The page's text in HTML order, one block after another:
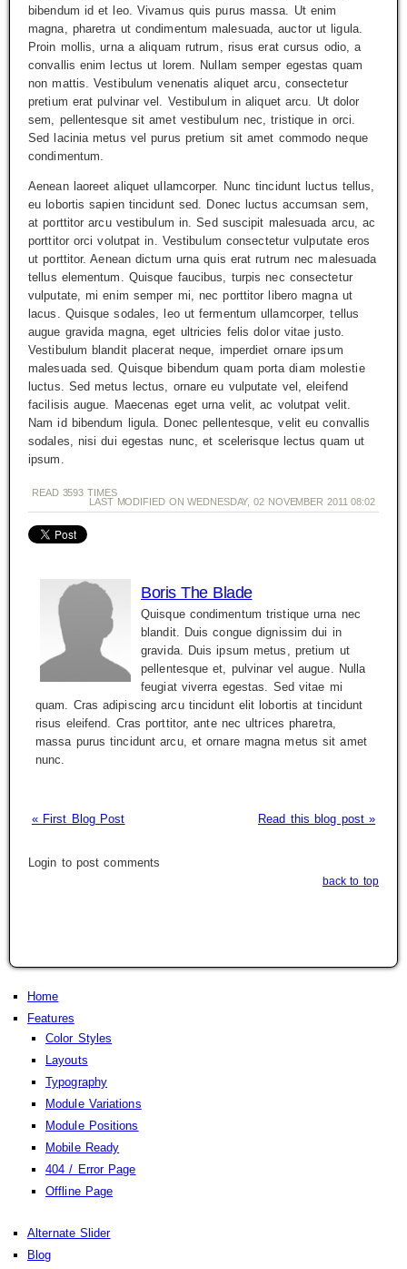
bibendum id et leo. Vivamus quis purus massa. Ut enim
magna, pharetra ut condimentum malesuada, auctor ut ligula.
Proin mollis, urna a aliquam rutrum, risus erat cursus odio, a
convallis enim lectus ut lorem. Nullam semper egestas quam
non mattis. Vestibulum venenatis aliquet arcu, consectetur
pretium erat pulvinar vel. Vestibulum in aliquet arcu. Ut dolor
sem, pellentesque sit amet vestibulum nec, tristique in orci.
Sed lacinia metus vel purus pretium sit amet commodo neque
condimentum.
Aenean laoreet aliquet ullamcorper. Nunc tincidunt luctus tellus,
eu lobortis sapien tincidunt sed. Donec luctus accumsan sem,
at porttitor arcu vestibulum in. Sed suscipit malesuada arcu, ac
porttitor orci volutpat in. Vestibulum consectetur vulputate eros
ut porttitor. Aenean dictum urna quis erat rutrum nec malesuada
tellus elementum. Quisque faucibus, turpis nec consectetur
vulputate, mi enim semper mi, nec porttitor libero magna ut
lacus. Quisque sodales, leo ut fermentum ullamcorper, tellus
augue gravida magna, eget ultricies felis dolor vitae justo.
Vestibulum blandit placerat neque, imperdiet ornare ipsum
malesuada sed. Quisque bibendum quam porta diam molestie
luctus. Sed metus lectus, ornare eu vulputate vel, eleifend
facilisis augue. Maecenas eget urna velit, ac volutpat velit.
Nam id bibendum ligula. Donec pellentesque, velit eu convallis
sodales, nisi dui egestas nunc, et scelerisque lectus quam ut
ipsum.
READ 3593 TIMES
LAST MODIFIED ON WEDNESDAY, 02 NOVEMBER 2011 08:02
Boris The Blade
Quisque condimentum tristique urna nec
blandit. Duis congue dignissim dui in
gravida. Duis ipsum metus, pretium ut
pellentesque et, pulvinar vel augue. Nulla
feugiat viverra egestas. Sed vitae mi
quam. Cras adipiscing arcu tincidunt elit lobortis at tincidunt
risus eleifend. Cras porttitor, ante nec ultrices pharetra,
massa purus tincidunt arcu, et ornare magna metus sit amet
nunc.
« First Blog Post Read this blog post »
Login to post comments
back to top
Home
Features
Color Styles
Layouts
Typography
Module Variations
Module Positions
Mobile Ready
404 / Error Page
Offline Page
Alternate Slider
Blog